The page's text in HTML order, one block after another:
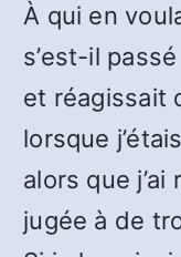
À qui en
s’est-il
et réagissait
lorsque
alors que j’ai
jugée à de